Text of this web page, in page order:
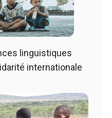
linguistiques
internationale